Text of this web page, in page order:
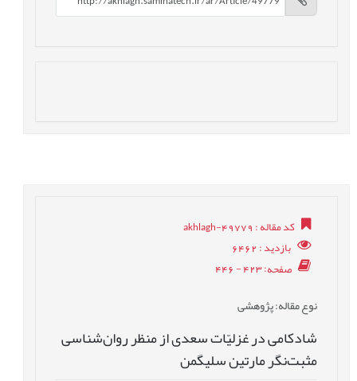
کد مقاله: akhlagh-49779
بازدید: 6462
صفحه: 423 - 446
نوع مقاله: پژوهشی
شادکامی در غزلیّات سعدی از منظر روان‌شناسی
مثبت‌نگر مارتین سلیگمن